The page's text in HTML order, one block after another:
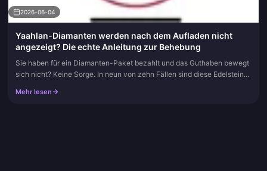
2026-06-04
Yaahlan-Diamanten werden nach dem Aufladen nicht
angezeigt? Die echte Anleitung zur Behebung
Sie haben für ein Diamanten-Paket bezahlt und das Guthaben bewegt
sich nicht? Keine Sorge. In neun von zehn Fällen sind diese Edelsteine
Mehr lesen